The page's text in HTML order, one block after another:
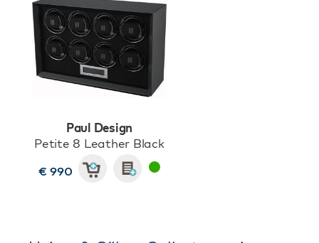
Paul Design
Petite 8 Leather Black
€ 990